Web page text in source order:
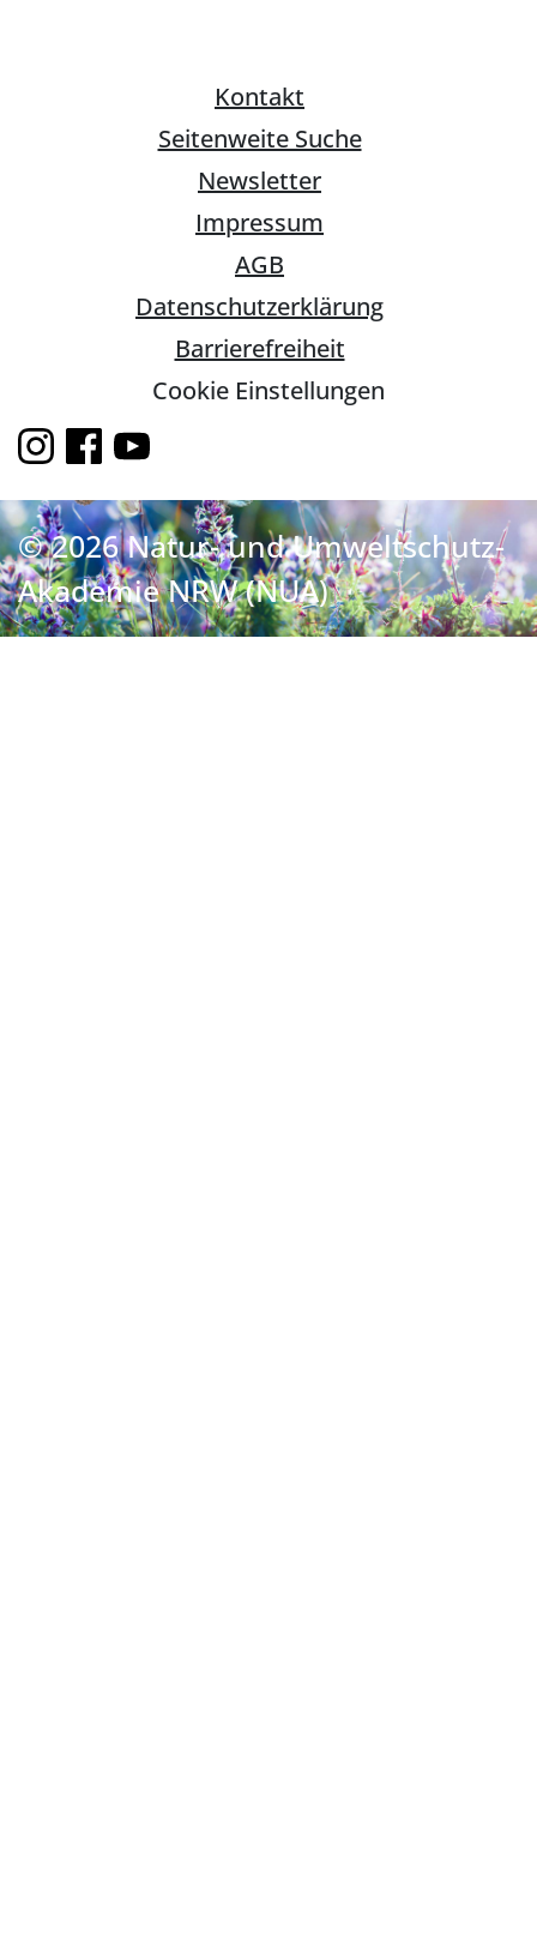
Kontakt
Seitenweite Suche
Newsletter
Impressum
AGB
Datenschutzerklärung
Barrierefreiheit
Cookie Einstellungen
© 2026 Natur- und Umweltschutz-
Akademie NRW (NUA)